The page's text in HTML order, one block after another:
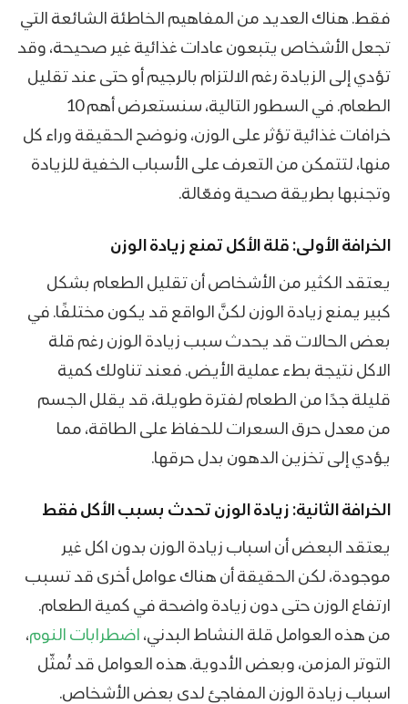
فقط. هناك العديد من المفاهيم الخاطئة الشائعة التي
تجعل الأشخاص يتبعون عادات غذائية غير صحيحة، وقد
تؤدي إلى الزيادة رغم الالتزام بالرجيم أو حتى عند تقليل
الطعام. في السطور التالية، سنستعرض أهم 10
خرافات غذائية تؤثر على الوزن، ونوضح الحقيقة وراء كل
منها، لتتمكن من التعرف على الأسباب الخفية للزيادة
وتجنبها بطريقة صحية وفعّالة.
الخرافة الأولى: قلة الأكل تمنع زيادة الوزن
يعتقد الكثير من الأشخاص أن تقليل الطعام بشكل
كبير يمنع زيادة الوزن لكنَّ الواقع قد يكون مختلفًا. في
بعض الحالات قد يحدث سبب زيادة الوزن رغم قلة
الاكل نتيجة بطء عملية الأيض. فعند تناولك كمية
قليلة جدًا من الطعام لفترة طويلة، قد يقلل الجسم
من معدل حرق السعرات للحفاظ على الطاقة، مما
يؤدي إلى تخزين الدهون بدل حرقها.
الخرافة الثانية: زيادة الوزن تحدث بسبب الأكل فقط
يعتقد البعض أن اسباب زيادة الوزن بدون اكل غير
موجودة، لكن الحقيقة أن هناك عوامل أخرى قد تسبب
ارتفاع الوزن حتى دون زيادة واضحة في كمية الطعام.
من هذه العوامل قلة النشاط البدني، اضطرابات النوم،
التوتر المزمن، وبعض الأدوية. هذه العوامل قد تُمثّل
اسباب زيادة الوزن المفاجئ لدى بعض الأشخاص.